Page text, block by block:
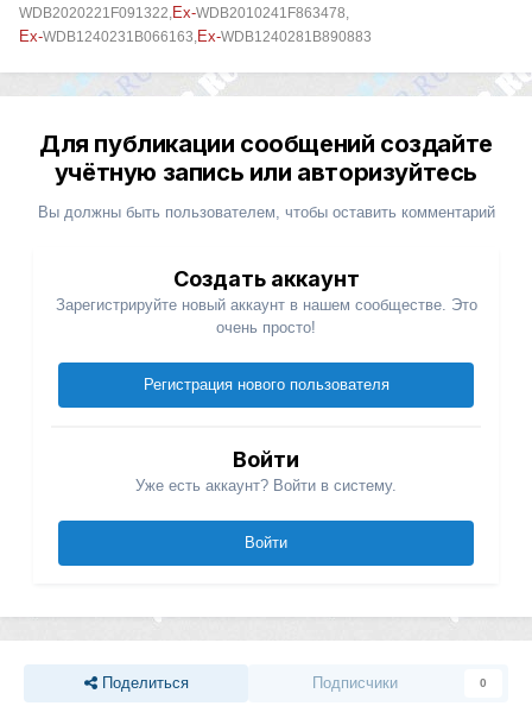
WDB2020221F091322,Ex-WDB2010241F863478,
Ex-WDB1240231B066163,Ex-WDB1240281B890883
Для публикации сообщений создайте
учётную запись или авторизуйтесь
Вы должны быть пользователем, чтобы оставить комментарий
Создать аккаунт
Зарегистрируйте новый аккаунт в нашем сообществе. Это
очень просто!
Регистрация нового пользователя
Войти
Уже есть аккаунт? Войти в систему.
Войти
Поделиться Подписчики 0